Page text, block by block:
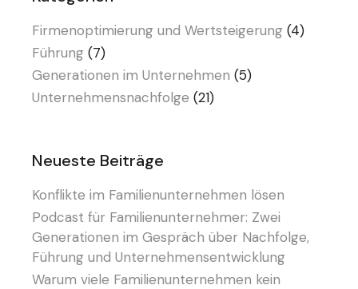
Firmenoptimierung und Wertsteigerung (4)
Führung (7)
Generationen im Unternehmen (5)
Unternehmensnachfolge (21)
Neueste Beiträge
Konflikte im Familienunternehmen lösen
Podcast für Familienunternehmer: Zwei
Generationen im Gespräch über Nachfolge,
Führung und Unternehmensentwicklung
Warum viele Familienunternehmen kein